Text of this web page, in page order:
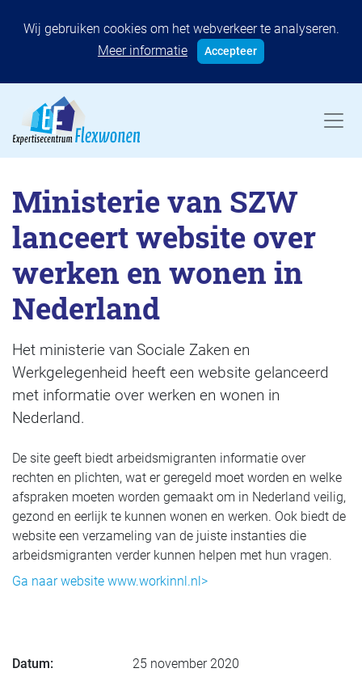
Wij gebruiken cookies om het webverkeer te analyseren.
Meer informatie
Accepteer
Ministerie van SZW
lanceert website over
werken en wonen in
Nederland
Het ministerie van Sociale Zaken en
Werkgelegenheid heeft een website gelanceerd
met informatie over werken en wonen in
Nederland.
De site geeft biedt arbeidsmigranten informatie over
rechten en plichten, wat er geregeld moet worden en welke
afspraken moeten worden gemaakt om in Nederland veilig,
gezond en eerlijk te kunnen wonen en werken. Ook biedt de
website een verzameling van de juiste instanties die
arbeidsmigranten verder kunnen helpen met hun vragen.
Ga naar website www.workinnl.nl>
Datum:
25 november 2020